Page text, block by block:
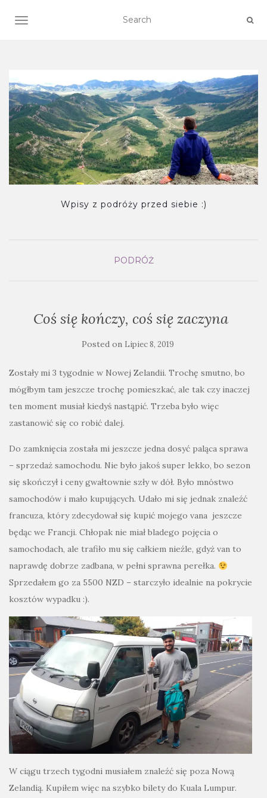
TOGGLE NAVIGATION
Wpisy z podróży przed siebie :)
PODRÓŻ
Coś się kończy, coś się zaczyna
Posted on Lipiec 8, 2019
Zostały mi 3 tygodnie w Nowej Zelandii. Trochę smutno, bo
mógłbym tam jeszcze trochę pomieszkać, ale tak czy inaczej
ten moment musiał kiedyś nastąpić. Trzeba było więc
zastanowić się co robić dalej.
Do zamknięcia została mi jeszcze jedna dosyć paląca sprawa
– sprzedaż samochodu. Nie było jakoś super lekko, bo sezon
się skończył i ceny gwałtownie szły w dół. Było mnóstwo
samochodów i mało kupujących. Udało mi się jednak znaleźć
francuza, który zdecydował się kupić mojego vana jeszcze
będąc we Francji. Chłopak nie miał bladego pojęcia o
samochodach, ale trafiło mu się całkiem nieźle, gdyż van to
naprawdę dobrze zadbana, w pełni sprawna perełka.
Sprzedałem go za 5500 NZD – starczyło idealnie na pokrycie
kosztów wypadku :).
W ciągu trzech tygodni musiałem znaleźć się poza Nową
Zelandią. Kupiłem więc na szybko bilety do Kuala Lumpur.